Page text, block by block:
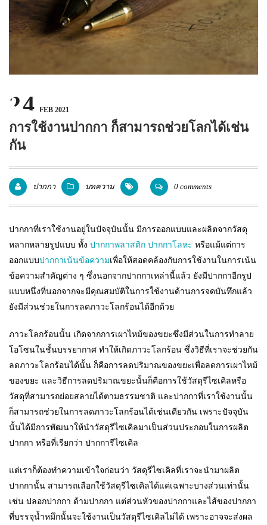
ปากกาทัชสกรีน NEW
ปากกาลบได้ NEW
ปากกา Quantum NEW
ดินสอไม้
ถุงผ้า กระเป๋าผ้า
แพคเกจปากกา
โชว์รูม
24 FEB 2021
การใช้งานปากกา ก็สามารถช่วยโลกได้เช่น
กัน
ปากกา บทความ 0 comments
ปากกาที่เราใช้งานอยู่ในปัจจุบันนั้น มีการออกแบบและผลิตจากวัสดุ
หลากหลายรูปแบบ ทั้ง ปากกาพลาสติก ปากกาโลหะ หรือแม้แต่การ
ออกแบบปากกาเน้นข้อความเพื่อให้สอดคล้องกับการใช้งานในการเน้น
ข้อความสำคัญต่าง ๆ ซึ่งนอกจากปากกาเหล่านี้แล้ว ยังมีปากกาอีกรูป
แบบหนึ่งที่นอกจากจะมีคุณสมบัติในการใช้งานด้านการจดบันทึกแล้ว
ยังมีส่วนช่วยในการลดภาวะโลกร้อนได้อีกด้วย
ภาวะโลกร้อนนั้น เกิดจากการเผาไหม้ของขยะซึ่งมีส่วนในการทำลาย
โอโซนในชั้นบรรยากาศ ทำให้เกิดภาวะโลกร้อน ซึ่งวิธีที่เราจะช่วยกัน
ลดภาวะโลกร้อนได้นั้น ก็คือการลดปริมาณของขยะเพื่อลดการเผาไหม้
ของขยะ และวิธีการลดปริมาณขยะนั้นก็คือการใช้วัสดุรีไซเคิลหรือ
วัสดุที่สามารถย่อยสลายได้ตามธรรมชาติ และปากกาที่เราใช้งานนั้น
ก็สามารถช่วยในการลดภาวะโลกร้อนได้เช่นเดียวกัน เพราะปัจจุบัน
นั้นได้มีการพัฒนาให้นำวัสดุรีไซเคิลมาเป็นส่วนประกอบในการผลิต
ปากกา หรือที่เรียกว่า ปากการีไซเคิล
แต่เราก็ต้องทำความเข้าใจก่อนว่า วัสดุรีไซเคิลที่เราจะนำมาผลิต
ปากกานั้น สามารถเลือกใช้วัสดุรีไซเคิลได้แค่เฉพาะบางส่วนเท่านั้น
เช่น ปลอกปากกา ด้ามปากกา แต่ส่วนหัวของปากกาและไส้ของปากกา
ที่บรรจุน้ำหมึกนั้นจะใช้งานเป็นวัสดุรีไซเคิลไม่ได้ เพราะอาจจะส่งผล